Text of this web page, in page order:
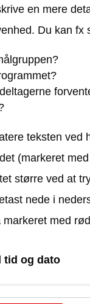
en mere
Du kan fx
teksten ved
(markeret
større ved at
nede i
markeret med
tid og dato